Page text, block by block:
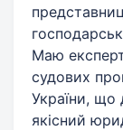
Маю
судових
України, що
якісний